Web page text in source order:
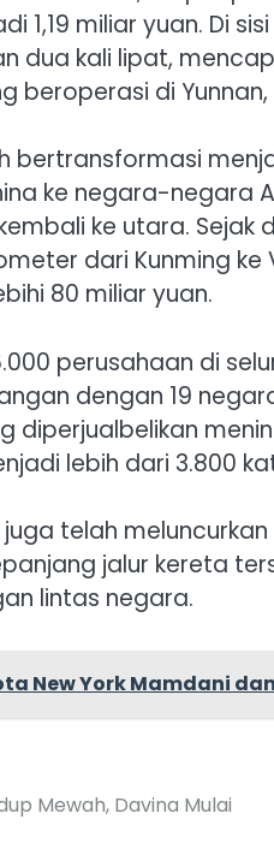
1,19 miliar yuan. Di
dua kali lipat,
beroperasi di
bertransformasi
ke negara-negara
ke utara. Sejak
dari Kunming
80 miliar yuan.
perusahaan di
dengan 19
diperjualbelikan
lebih dari 3.800
juga telah
jalur kereta
lintas negara.
New York Mamdani
Mewah, Davina Mulai